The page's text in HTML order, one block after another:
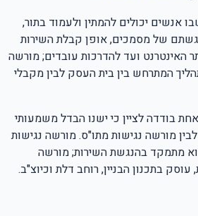
אנשים יכולים להמתין ולעמוד בתור,
של מסמכים, אופן קבלת השירות
האינטרנט ועד להדרכות עובדים; מורשה
המתרחש בין בית העסק לבין מקבלי
בודדה לציין כי ישנו הבדל משמעותי
מורשה נגישות מתו"ס. מורשה נגישות
מתמקד בהנגשת השירות; מורשה
בתכנון הבניין, רוחב דלת וכיוצ"ב.